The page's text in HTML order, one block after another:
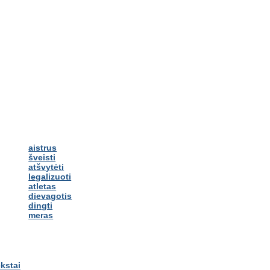
aistrus
šveisti
atšvytėti
legalizuoti
atletas
dievagotis
dingti
meras